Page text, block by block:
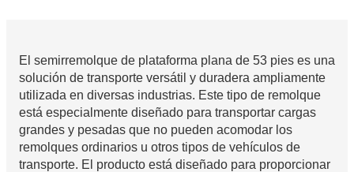
El semirremolque de plataforma plana de 53 pies es una
solución de transporte versátil y duradera ampliamente
utilizada en diversas industrias. Este tipo de remolque
está especialmente diseñado para transportar cargas
grandes y pesadas que no pueden acomodar los
remolques ordinarios u otros tipos de vehículos de
transporte. El producto está diseñado para proporcionar